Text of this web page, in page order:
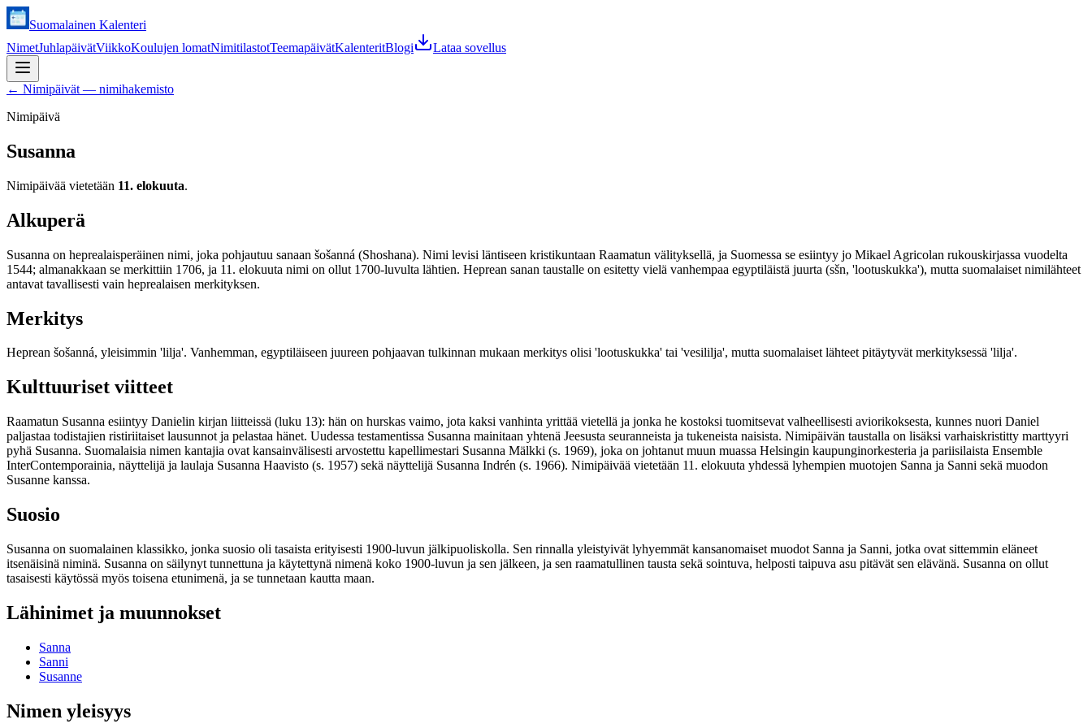
Suomalainen Kalenteri
NimetJuhlapäivätViikkoKoulujen lomatNimitilastotTeemapäivätKalenteritBlogi Lataa sovellus
← Nimipäivät — nimihakemisto
Nimipäivä
Susanna
Nimipäivää vietetään 11. elokuuta.
Alkuperä
Susanna on heprealaisperäinen nimi, joka pohjautuu sanaan šošanná (Shoshana). Nimi levisi läntiseen kristikuntaan Raamatun välityksellä, ja Suomessa se esiintyy jo Mikael Agricolan rukouskirjassa vuodelta
1544; almanakkaan se merkittiin 1706, ja 11. elokuuta nimi on ollut 1700-luvulta lähtien. Heprean sanan taustalle on esitetty vielä vanhempaa egyptiläistä juurta (sšn, 'lootuskukka'), mutta suomalaiset nimilähteet
antavat tavallisesti vain heprealaisen merkityksen.
Merkitys
Heprean šošanná, yleisimmin 'lilja'. Vanhemman, egyptiläiseen juureen pohjaavan tulkinnan mukaan merkitys olisi 'lootuskukka' tai 'vesililja', mutta suomalaiset lähteet pitäytyvät merkityksessä 'lilja'.
Kulttuuriset viitteet
Raamatun Susanna esiintyy Danielin kirjan liitteissä (luku 13): hän on hurskas vaimo, jota kaksi vanhinta yrittää vietellä ja jonka he kostoksi tuomitsevat valheellisesti aviorikoksesta, kunnes nuori Daniel
paljastaa todistajien ristiriitaiset lausunnot ja pelastaa hänet. Uudessa testamentissa Susanna mainitaan yhtenä Jeesusta seuranneista ja tukeneista naisista. Nimipäivän taustalla on lisäksi varhaiskristitty marttyyri
pyhä Susanna. Suomalaisia nimen kantajia ovat kansainvälisesti arvostettu kapellimestari Susanna Mälkki (s. 1969), joka on johtanut muun muassa Helsingin kaupunginorkesteria ja pariisilaista Ensemble
InterContemporainia, näyttelijä ja laulaja Susanna Haavisto (s. 1957) sekä näyttelijä Susanna Indrén (s. 1966). Nimipäivää vietetään 11. elokuuta yhdessä lyhempien muotojen Sanna ja Sanni sekä muodon
Susanne kanssa.
Suosio
Susanna on suomalainen klassikko, jonka suosio oli tasaista erityisesti 1900-luvun jälkipuoliskolla. Sen rinnalla yleistyivät lyhyemmät kansanomaiset muodot Sanna ja Sanni, jotka ovat sittemmin eläneet
itsenäisinä niminä. Susanna on säilynyt tunnettuna ja käytettynä nimenä koko 1900-luvun ja sen jälkeen, ja sen raamatullinen tausta sekä sointuva, helposti taipuva asu pitävät sen elävänä. Susanna on ollut
tasaisesti käytössä myös toisena etunimenä, ja se tunnetaan kautta maan.
Lähinimet ja muunnokset
Sanna
Sanni
Susanne
Nimen yleisyys